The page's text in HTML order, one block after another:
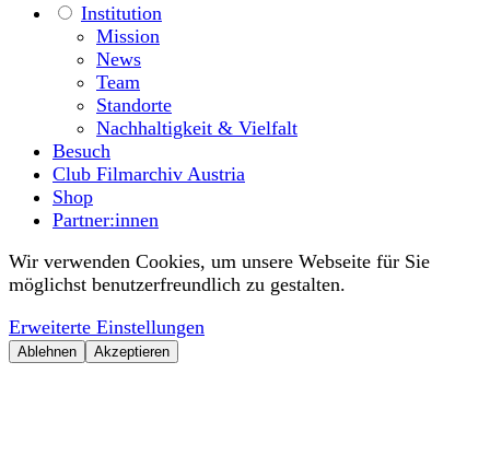
Institution
Mission
News
Team
Standorte
Nachhaltigkeit & Vielfalt
Besuch
Club Filmarchiv Austria
Shop
Partner:innen
Wir verwenden Cookies, um unsere Webseite für Sie
möglichst benutzerfreundlich zu gestalten.
Erweiterte Einstellungen
Ablehnen Akzeptieren